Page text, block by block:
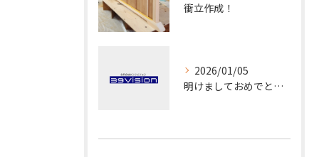
衝立作成！
2026/01/05
明けましておめでとうございます！